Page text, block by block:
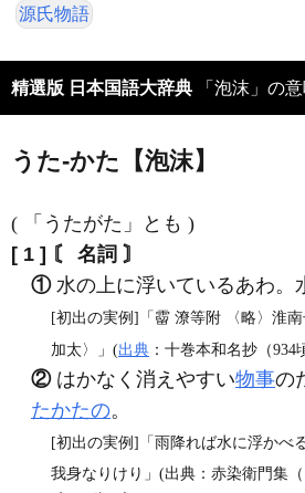
源氏物語
精選版 日本国語大辞典 「泡沫」の
うた‐かた【泡沫】
( 「うたがた」とも )
[ 1 ] 〘 名詞 〙
①水の上に浮いているあわ。
[初出の実例]「霤 潦等附 〈略〉淮
加太〉」(出典 ：十巻本和名抄（934
②はかなく消えやすい物事の
たかたの。
[初出の実例]「雨降れば水に浮かべ
我身なりけり」(出典：赤染衛門集